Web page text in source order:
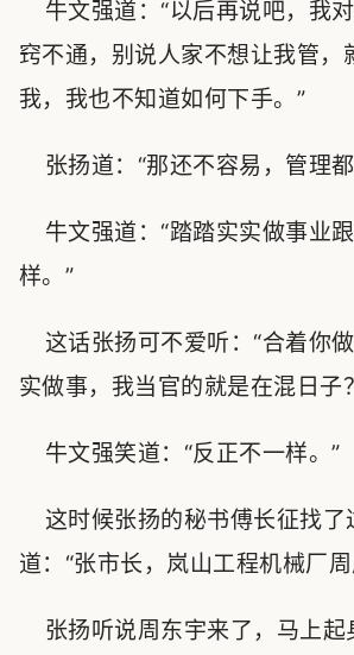
牛文强道：“以后再说吧，我
窍不通，别说人家不想让我管，
我，我也不知道如何下手。”
张扬道：“那还不容易，管理
牛文强道：“踏踏实实做事业
样。”
这话张扬可不爱听：“合着你
实做事，我当官的就是在混日子
牛文强笑道：“反正不一样。”
这时候张扬的秘书傅长征找了
道：“张市长，岚山工程机械厂
张扬听说周东宇来了，马上起